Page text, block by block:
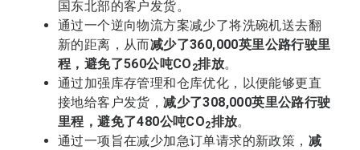
国东北部的客户发货。
通过一个逆向物流方案减少了将洗碗机送去翻
新的距离，从而减少了360,000英里公路行驶里
程，避免了560公吨CO 2排放。
通过加强库存管理和仓库优化，以便能够更直
接地给客户发货，减少了308,000英里公路行驶
里程，避免了480公吨CO2排放。
通过一项旨在减少加急订单请求的新政策， 减